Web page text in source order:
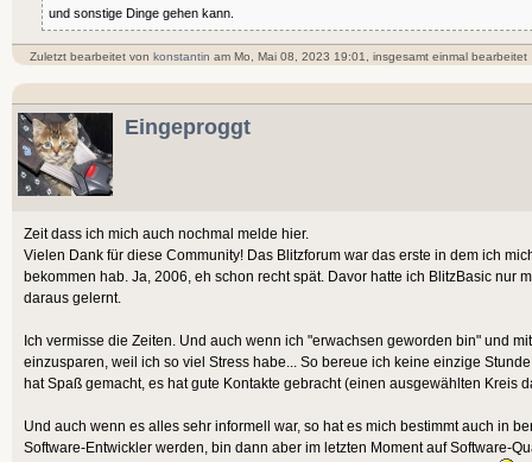
und sonstige Dinge gehen kann.
Zuletzt bearbeitet von konstantin am Mo, Mai 08, 2023 19:01, insgesamt einmal bearbeitet
Eingeproggt
Zeit dass ich mich auch nochmal melde hier.
Vielen Dank für diese Community! Das Blitzforum war das erste in dem ich
bekommen hab. Ja, 2006, eh schon recht spät. Davor hatte ich BlitzBasic nur
daraus gelernt.
Ich vermisse die Zeiten. Und auch wenn ich "erwachsen geworden bin" und
einzusparen, weil ich so viel Stress habe... So bereue ich keine einzige
hat Spaß gemacht, es hat gute Kontakte gebracht (einen ausgewählten Kreis
Und auch wenn es alles sehr informell war, so hat es mich bestimmt auch in
Software-Entwickler werden, bin dann aber im letzten Moment auf Software-